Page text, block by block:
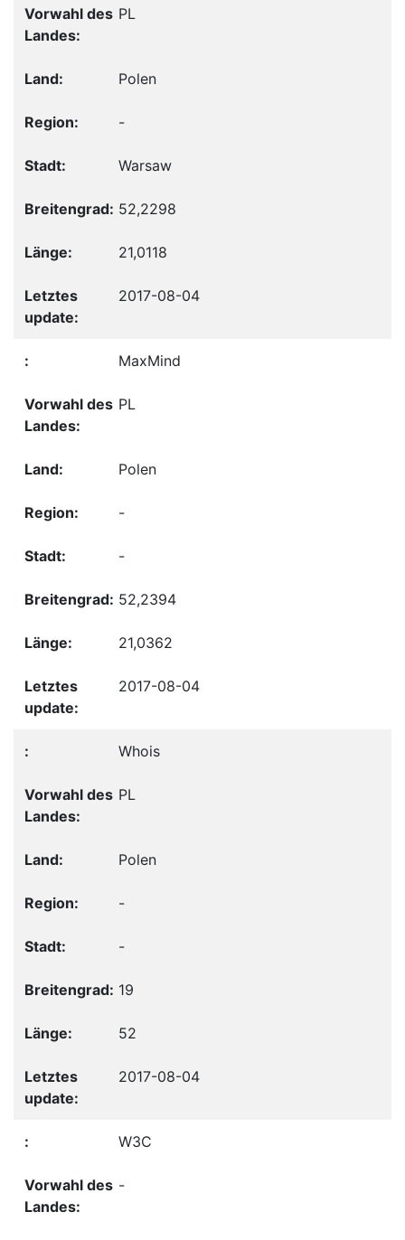
PL
Polen
-
Warsaw
52,2298
21,0118
2017-08-04
MaxMind
PL
Polen
-
-
52,2394
21,0362
2017-08-04
Whois
PL
Polen
-
-
19
52
2017-08-04
W3C
-